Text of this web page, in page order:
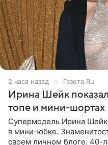
2 часа назад Газета.Ru
Ирина Шейк
топе и мини-шортах
Супермодель Ирина
в мини-юбке.
своем личном блоге. 40-